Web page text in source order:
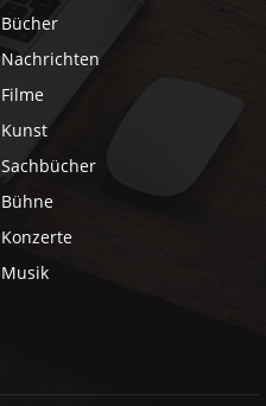
Bücher
Nachrichten
Filme
Kunst
Sachbücher
Bühne
Konzerte
Musik